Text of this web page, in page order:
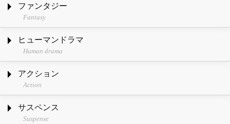
ファンタジー
Fantasy
ヒューマンドラマ
Human drama
アクション
Action
サスペンス
Suspense